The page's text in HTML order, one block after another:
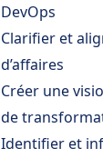
DevOps
Clarifier et
d’affaires
Créer une
de
Identifier et